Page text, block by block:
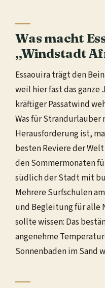
Was macht
„Windstadt
Essaouira trägt den
weil hier fast das ganze
kräftiger Passatwind
Was für Strandurlauber
Herausforderung ist,
besten Reviere der
den Sommermonaten
südlich der Stadt mit
Mehrere Surfschulen
und Begleitung für alle
sollte wissen: Das
angenehme
Sonnenbaden im Sand